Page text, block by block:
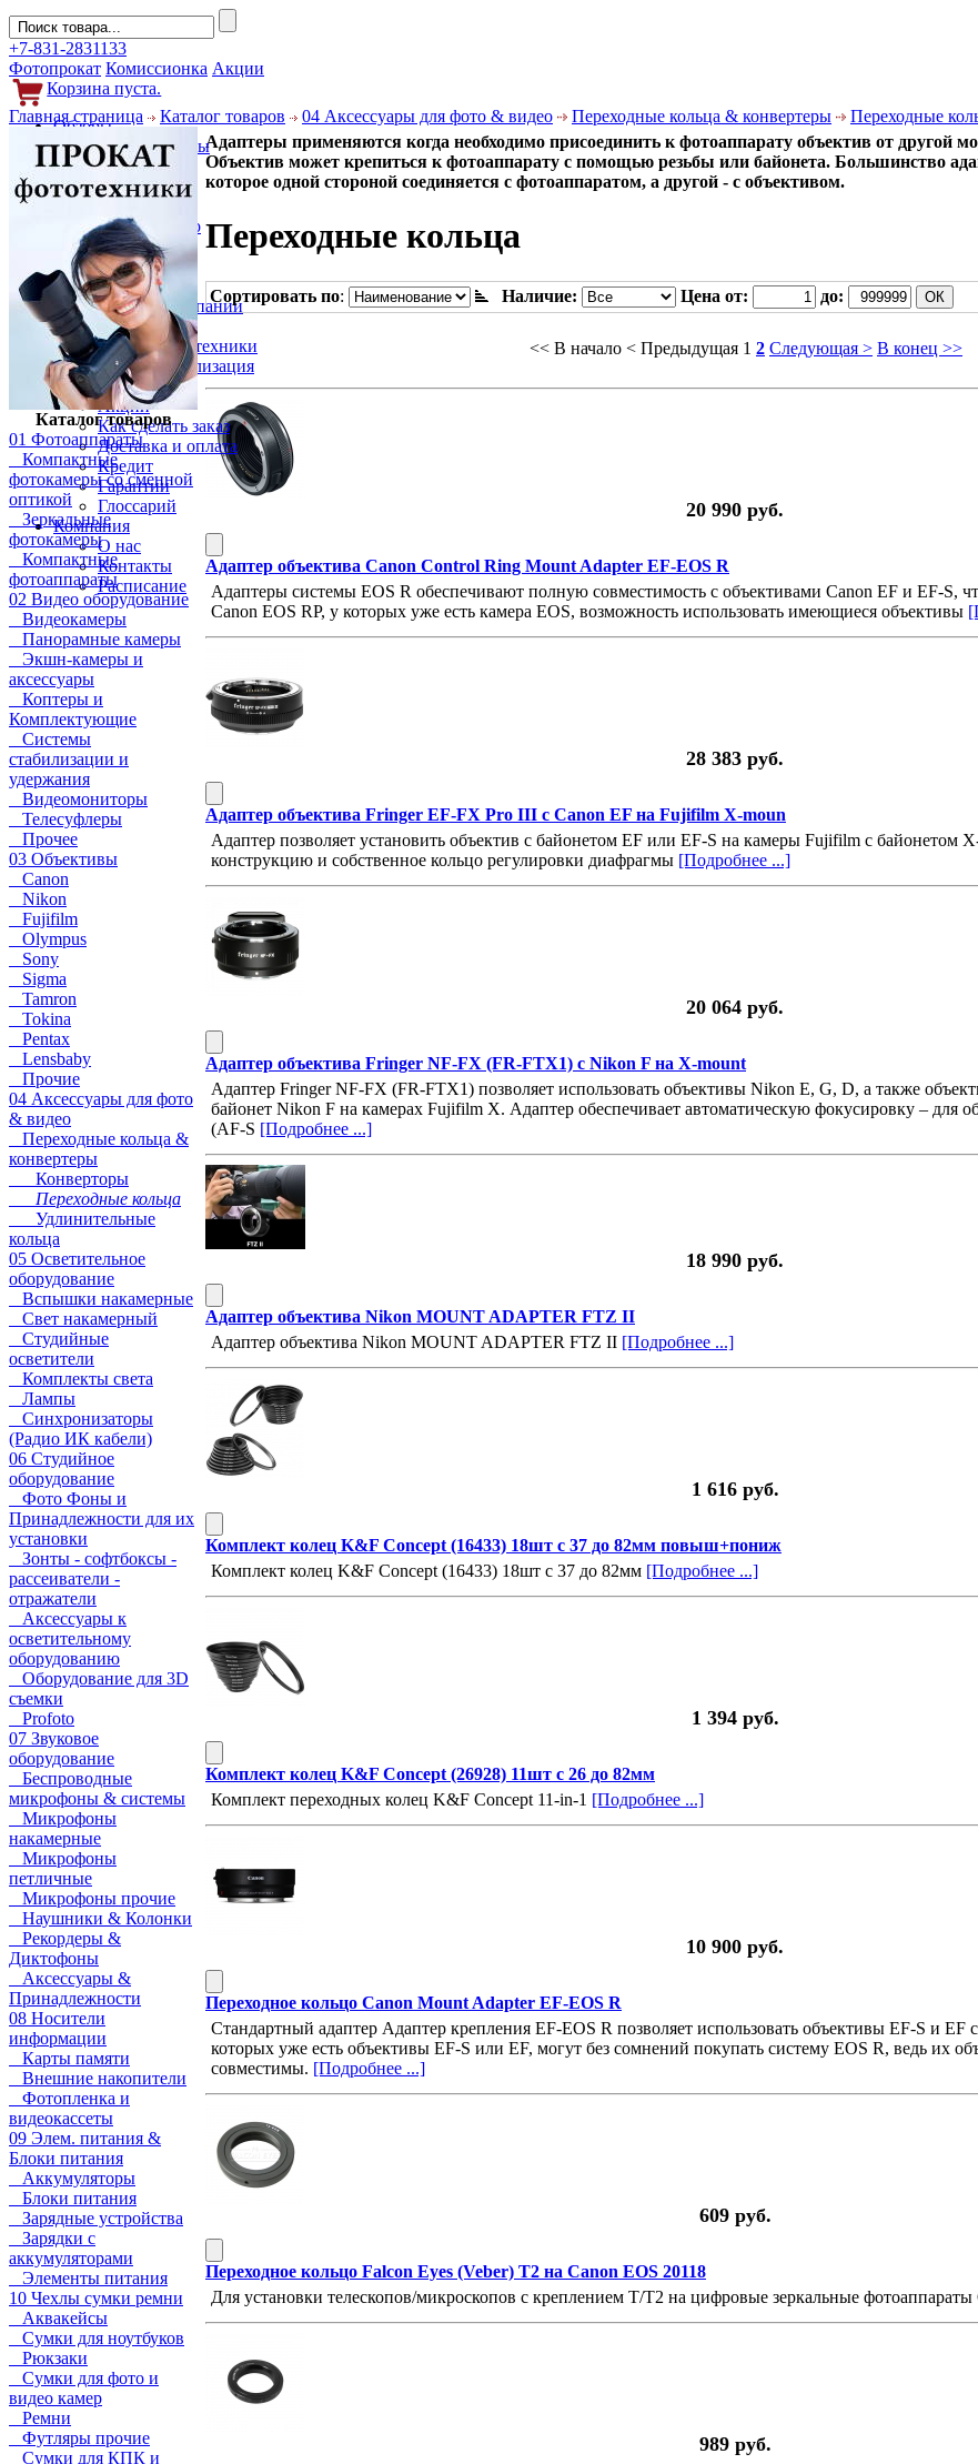
+7-831-2831133
Фотопрокат Комиссионка Акции
Корзина пуста.
Обзоры
Фотоаппараты
Объективы
Фильтры
Фото и видео
Гаджеты
Аксессуары
Слухи
Новости компании
Услуги
Прокат фототехники
Выкуп и реализация
Покупателям
Акции
Как сделать заказ
Доставка и оплата
Кредит
Гарантии
Глоссарий
Компания
О нас
Контакты
Расписание
Главная страница Каталог товаров 04 Аксессуары для фото & видео Переходные кольца & конвертеры Переходные
Каталог товаров
01 Фотоаппараты
Компактные
фотокамеры со сменной
оптикой
Зеркальные
фотокамеры
Компактные
фотоаппараты
02 Видео оборудование
Видеокамеры
Панорамные камеры
Экшн-камеры и
аксессуары
Коптеры и
Комплектующие
Системы
стабилизации и
удержания
Видеомониторы
Телесуфлеры
Прочее
03 Объективы
Canon
Nikon
Fujifilm
Olympus
Sony
Sigma
Tamron
Tokina
Pentax
Lensbaby
Прочие
04 Аксессуары для фото
& видео
Переходные кольца &
конвертеры
Конверторы
Переходные кольца
Удлинительные
кольца
05 Осветительное
оборудование
Вспышки накамерные
Свет накамерный
Студийные
осветители
Комплекты света
Лампы
Синхронизаторы
(Радио ИК кабели)
06 Студийное
оборудование
Фото Фоны и
Принадлежности для их
установки
Зонты - софтбоксы -
рассеиватели -
отражатели
Аксессуары к
осветительному
оборудованию
Оборудование для 3D
съемки
Profoto
07 Звуковое
оборудование
Беспроводные
микрофоны & системы
Микрофоны
накамерные
Микрофоны
петличные
Микрофоны прочие
Наушники & Колонки
Рекордеры &
Диктофоны
Аксессуары &
Принадлежности
08 Носители
информации
Карты памяти
Внешние накопители
Фотопленка и
видеокассеты
09 Элем. питания &
Блоки питания
Аккумуляторы
Блоки питания
Зарядные устройства
Зарядки с
аккумуляторами
Элементы питания
10 Чехлы сумки ремни
Аквакейсы
Сумки для ноутбуков
Рюкзаки
Сумки для фото и
видео камер
Ремни
Футляры прочие
Сумки для КПК и
Адаптеры применяются когда необходимо присоединить к фотоаппарату объектив от другой
Объектив может крепиться к фотоаппарату с помощью резьбы или байонета. Большинство
которое одной стороной соединяется с фотоаппаратом, а другой - с объективом.
Переходные кольца
Сортировать по: Наличие: Цена от: до:
<< В начало < Предыдущая 1 2 Следующая > В конец >>
20 990 руб.
Адаптер объектива Canon Control Ring Mount Adapter EF-EOS R
Адаптеры системы EOS R обеспечивают полную совместимость с объективами Canon EF и EF-S,
Canon EOS RP, у которых уже есть камера EOS, возможность использовать имеющиеся объективы
28 383 руб.
Адаптер объектива Fringer EF-FX Pro III с Canon EF на Fujifilm X-moun
Адаптер позволяет установить объектив с байонетом EF или EF-S на камеры Fujifilm с
конструкцию и собственное кольцо регулировки диафрагмы [Подробнее ...]
20 064 руб.
Адаптер объектива Fringer NF-FX (FR-FTX1) с Nikon F на X-mount
Адаптер Fringer NF-FX (FR-FTX1) позволяет использовать объективы Nikon E, G, D, а также
байонет Nikon F на камерах Fujifilm X. Адаптер обеспечивает автоматическую фокусировку – для
(AF-S [Подробнее ...]
18 990 руб.
Адаптер объектива Nikon MOUNT ADAPTER FTZ II
Адаптер объектива Nikon MOUNT ADAPTER FTZ II [Подробнее ...]
1 616 руб.
Комплект колец K&F Concept (16433) 18шт с 37 до 82мм повыш+пониж
Комплект колец K&F Concept (16433) 18шт с 37 до 82мм [Подробнее ...]
1 394 руб.
Комплект колец K&F Concept (26928) 11шт с 26 до 82мм
Комплект переходных колец K&F Concept 11-in-1 [Подробнее ...]
10 900 руб.
Переходное кольцо Canon Mount Adapter EF-EOS R
Стандартный адаптер Адаптер крепления EF-EOS R позволяет использовать объективы EF-S и
которых уже есть объективы EF-S или EF, могут без сомнений покупать систему EOS R, ведь их
совместимы. [Подробнее ...]
609 руб.
Переходное кольцо Falcon Eyes (Veber) T2 на Canon EOS 20118
Для установки телескопов/микроскопов с креплением T/T2 на цифровые зеркальные фотоаппараты
989 руб.